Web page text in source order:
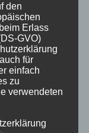
den
Erlass
GVO)
für
einfach
zu
verwendeten